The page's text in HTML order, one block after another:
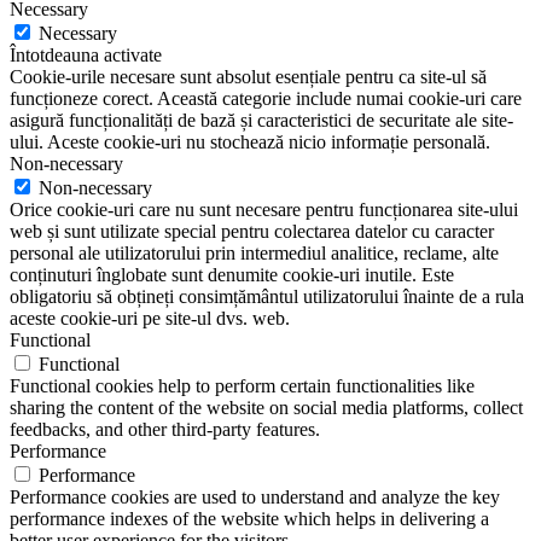
Necessary
Necessary
Întotdeauna activate
Cookie-urile necesare sunt absolut esențiale pentru ca site-ul să
funcționeze corect. Această categorie include numai cookie-uri care
asigură funcționalități de bază și caracteristici de securitate ale site-
ului. Aceste cookie-uri nu stochează nicio informație personală.
Non-necessary
Non-necessary
Orice cookie-uri care nu sunt necesare pentru funcționarea site-ului
web și sunt utilizate special pentru colectarea datelor cu caracter
personal ale utilizatorului prin intermediul analitice, reclame, alte
conținuturi înglobate sunt denumite cookie-uri inutile. Este
obligatoriu să obțineți consimțământul utilizatorului înainte de a rula
aceste cookie-uri pe site-ul dvs. web.
Functional
Functional
Functional cookies help to perform certain functionalities like
sharing the content of the website on social media platforms, collect
feedbacks, and other third-party features.
Performance
Performance
Performance cookies are used to understand and analyze the key
performance indexes of the website which helps in delivering a